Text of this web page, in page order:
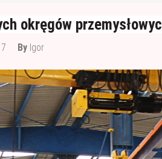
budowlane potrzebne do ocieplenia
okręgów
By Igor